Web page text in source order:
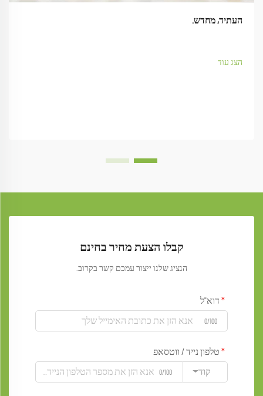
העתיד, מחדש.
הצג עוד
קבלו הצעת מחיר בחינם
הנציג שלנו ייצור עמכם קשר בקרוב.
דוא"ל
0/100
טלפון נייד / ווטסאפ
קוד 0/100